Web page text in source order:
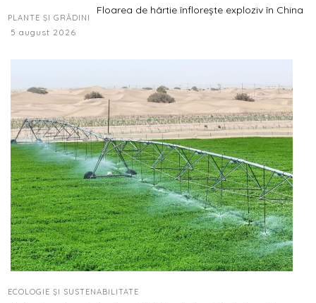
PLANTE ȘI GRĂDINI
Floarea de hârtie înflorește exploziv în China
5 august 2026
ECOLOGIE ȘI SUSTENABILITATE